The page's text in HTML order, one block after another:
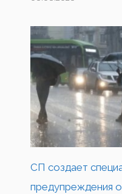
СП создает
предупреждения